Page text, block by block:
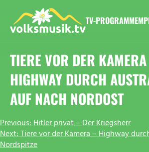
Inhalt
springen
TV-PROGRAMM
TIERE VOR DER
HIGHWAY DURCH
AUF NACH NORDOST
BEITRAGSNAVIGATION
Previous:Hitler privat – Der Kriegsherr
Next:Tiere vor der Kamera – Highway
Nordspitze